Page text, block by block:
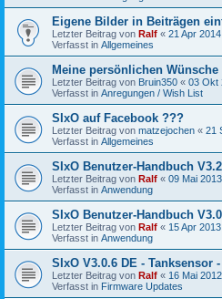
Eigene Bilder in Beiträgen
Letzter Beitrag von Ralf « 21 Apr
Verfasst in Allgemeines
Meine persönlichen
Letzter Beitrag von Bruin350 « 03 Okt
Verfasst in Anregungen / Wish List
SIxO auf Facebook ???
Letzter Beitrag von matzejochen « 21
Verfasst in Allgemeines
SIxO Benutzer-Handbuch V3.2
Letzter Beitrag von Ralf « 09 Mai
Verfasst in Anwendung
SIxO Benutzer-Handbuch V3.0
Letzter Beitrag von Ralf « 15 Apr
Verfasst in Anwendung
SIxO V3.0.6 DE - Tanksensor
Letzter Beitrag von Ralf « 16 Mai
Verfasst in Firmware Updates